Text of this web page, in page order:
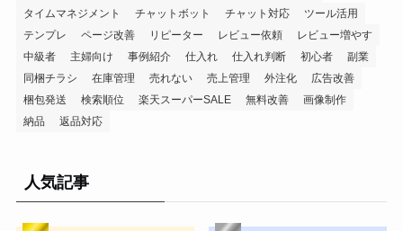
タイムマネジメント
チャットボット チャット対応
ツール活用
テンプレ
ページ改善 リピーター レビュー依頼
レビュー増やす
中級者
主婦向け 事例紹介 仕入れ 仕入れ判断 初心者
副業
同梱チラシ
在庫管理 売れない 売上管理 外注化
広告改善
梱包発送
検索順位 楽天スーパーSALE 無料改善
画像制作
納品
返品対応
人気記事